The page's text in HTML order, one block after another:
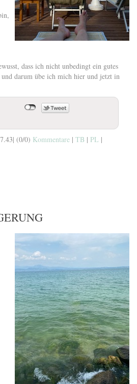
dass ich nicht unbedingt ein gutes
darum übe ich mich hier und jetzt in
| (0/0) Kommentare | TB | PL |